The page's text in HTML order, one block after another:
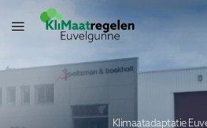
Klimaatadaptatie